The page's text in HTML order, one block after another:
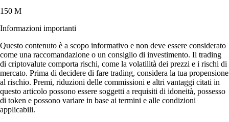
150 M
Informazioni importanti
Questo contenuto è a scopo informativo e non deve essere considerato
come una raccomandazione o un consiglio di investimento. Il trading
di criptovalute comporta rischi, come la volatilità dei prezzi e i rischi di
mercato. Prima di decidere di fare trading, considera la tua propensione
al rischio. Premi, riduzioni delle commissioni e altri vantaggi citati in
questo articolo possono essere soggetti a requisiti di idoneità, possesso
di token e possono variare in base ai termini e alle condizioni
applicabili.